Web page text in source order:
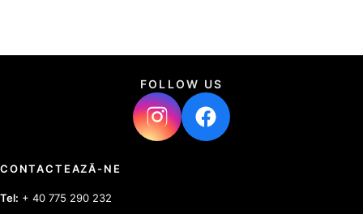
FOLLOW US
CONTACTEAZĂ-NE
Tel: + 40 775 290 232